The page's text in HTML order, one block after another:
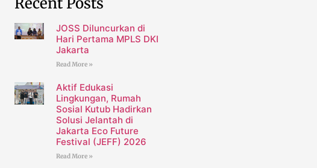
JOSS Diluncurkan di
Hari Pertama MPLS DKI
Jakarta
Read More »
Aktif Edukasi
Lingkungan, Rumah
Sosial Kutub Hadirkan
Solusi Jelantah di
Jakarta Eco Future
Festival (JEFF) 2026
Read More »